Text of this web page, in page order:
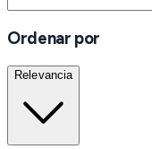
Ordenar por
Relevancia